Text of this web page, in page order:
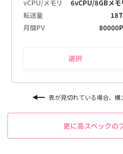
vCPU/メモリ
6vCPU/8GBメモ
転送量
月間PV
選択
表が見切れている場合、
更に高スペックの